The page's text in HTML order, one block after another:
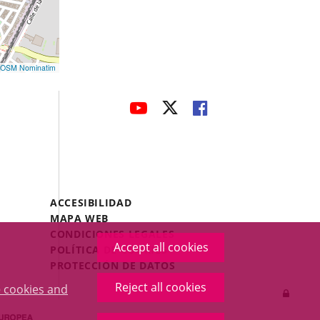
cookies and
Accept all cookies
Reject all cookies
OSM Nominatim
LINK
LINKLINK
Menú
Legal
Footer
ACCESIBILIDAD
MAPA WEB
CONDICIONES LEGALES
POLÍTICA DE COOKIES
PROTECCIÓN DE DATOS
Log